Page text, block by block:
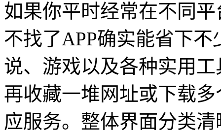
如果你平时经常在不同
不找了APP确实能省下
说、游戏以及各种实用
再收藏一堆网址或下载
应服务。整体界面分类